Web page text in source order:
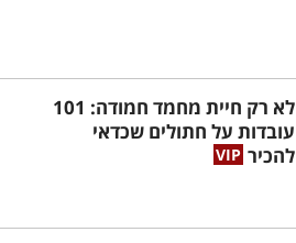
לא רק חיית מחמד חמודה: 101
עובדות על חתולים שכדאי
להכיר